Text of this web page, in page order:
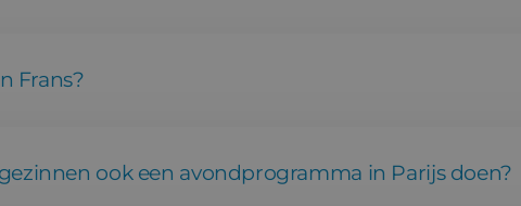
Frans?
ook een avondprogramma in Parijs doen?